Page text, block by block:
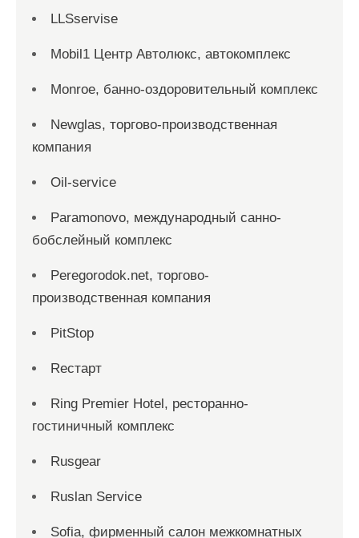
LLSservise
Mobil1 Центр Автолюкс, автокомплекс
Monroe, банно-оздоровительный комплекс
Newglas, торгово-производственная
компания
Oil-service
Paramonovo, международный санно-
бобслейный комплекс
Peregorodok.net, торгово-
производственная компания
PitStop
Reстарт
Ring Premier Hotel, ресторанно-
гостиничный комплекс
Rusgear
Ruslan Service
Sofia, фирменный салон межкомнатных